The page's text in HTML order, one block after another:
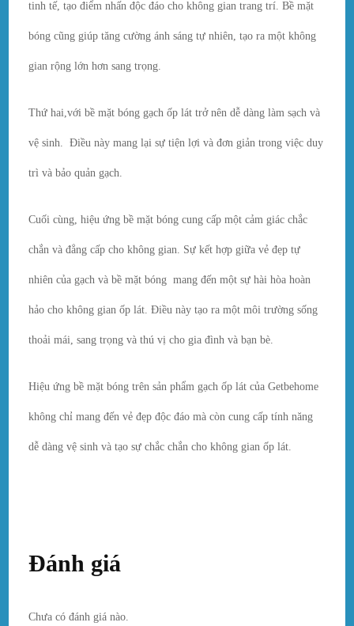
tinh tế, tạo điểm nhấn độc đáo cho không gian trang trí. Bề mặt
bóng cũng giúp tăng cường ánh sáng tự nhiên, tạo ra một không
gian rộng lớn hơn sang trọng.
Thứ hai,với bề mặt bóng gạch ốp lát trở nên dễ dàng làm sạch và
vệ sinh. Điều này mang lại sự tiện lợi và đơn giản trong việc duy
trì và bảo quản gạch.
Cuối cùng, hiệu ứng bề mặt bóng cung cấp một cảm giác chắc
chắn và đẳng cấp cho không gian. Sự kết hợp giữa vẻ đẹp tự
nhiên của gạch và bề mặt bóng mang đến một sự hài hòa hoàn
hảo cho không gian ốp lát. Điều này tạo ra một môi trường sống
thoải mái, sang trọng và thú vị cho gia đình và bạn bè.
Hiệu ứng bề mặt bóng trên sản phẩm gạch ốp lát của Getbehome
không chỉ mang đến vẻ đẹp độc đáo mà còn cung cấp tính năng
dễ dàng vệ sinh và tạo sự chắc chắn cho không gian ốp lát.
Đánh giá
Chưa có đánh giá nào.